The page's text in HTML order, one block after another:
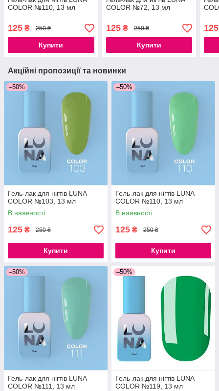
COLOR №110, 13 мл
125 ₴ 250 ₴
Купити
COLOR №72, 13 мл
125₴ 250 ₴
Купити
125
Акційні пропозиції та новинки
–50%
Гель-лак для нігтів LUNA
COLOR №103, 13 мл
В наявності
125 ₴ 250 ₴
Купити
–50%
Гель-лак для нігтів LUNA
COLOR №110, 13 мл
В наявності
125 ₴ 250 ₴
Купити
–50%
Гель-лак для нігтів LUNA
COLOR №111, 13 мл
–50%
Гель-лак для нігтів LUNA
COLOR №119, 13 мл